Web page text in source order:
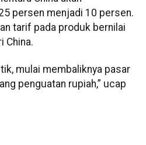
persen menjadi 10 persen.
tarif pada produk bernilai
China.
mulai membaliknya pasar
penguatan rupiah,” ucap